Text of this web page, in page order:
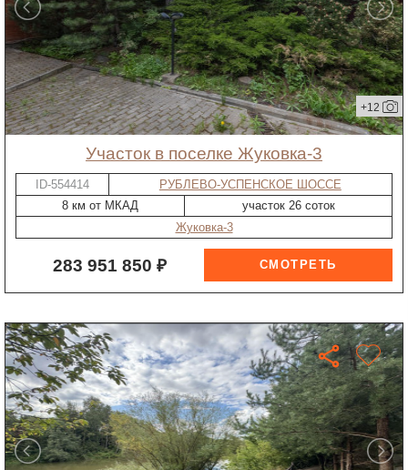
+12
участок в поселке Жуковка-3
ID-554414
РУБЛЕВО-УСПЕНСКОЕ ШОССЕ
8 км от МКАД
участок 26 соток
Жуковка-3
283 951 850 ₽